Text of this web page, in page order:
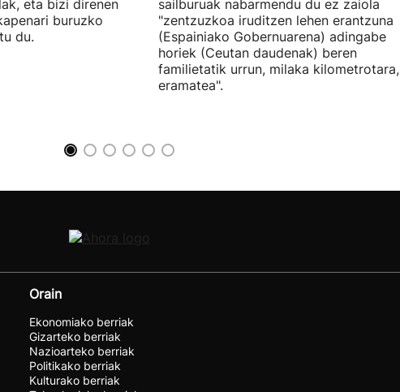
eta bizi direnen
buruzko
du.
sailburuak nabarmendu du ez zaiola
"zentzuzkoa iruditzen lehen erantzuna
(Espainiako Gobernuarena) adingabe
horiek (Ceutan daudenak) beren
familietatik urrun, milaka kilometrotara,
eramatea".
Orain
Ekonomiako berriak
Gizarteko berriak
Nazioarteko berriak
Politikako berriak
Kulturako berriak